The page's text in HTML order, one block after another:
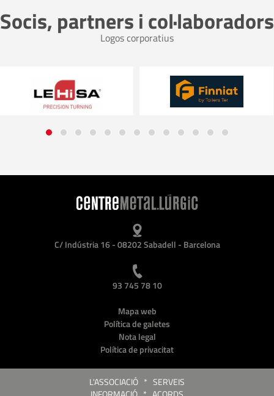
Socis, partners i col·laboradors
Logos corporatius
C/ Indústria 16 - 08202 Sabadell - Barcelona
93 745 78 10
Mapa web
Política de galetes
Nota legal
Política de privacitat
L'ASSOCIACIÓ * SERVEIS